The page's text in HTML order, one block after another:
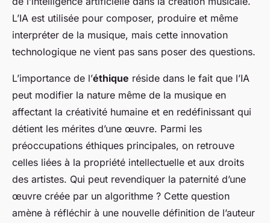
L’IA est utilisée pour composer, produire et même
interpréter de la musique, mais cette innovation
technologique ne vient pas sans poser des questions.
L’importance de l’éthique réside dans le fait que l’IA
peut modifier la nature même de la musique en
affectant la créativité humaine et en redéfinissant qui
détient les mérites d’une œuvre. Parmi les
préoccupations éthiques principales, on retrouve
celles liées à la propriété intellectuelle et aux droits
des artistes. Qui peut revendiquer la paternité d’une
œuvre créée par un algorithme ? Cette question
amène à réfléchir à une nouvelle définition de l’auteur